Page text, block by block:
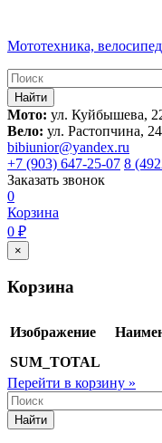
Мототехника,
Мото: ул. Куйбышева,
Вело: ул. Растопчина,
bibiunior@yandex.ru
+7 (903) 647-25-07 8
Заказать звонок
0
Корзина
0 ₽
×
Корзина
Изображение
SUM_TOTAL
Перейти в корзину »